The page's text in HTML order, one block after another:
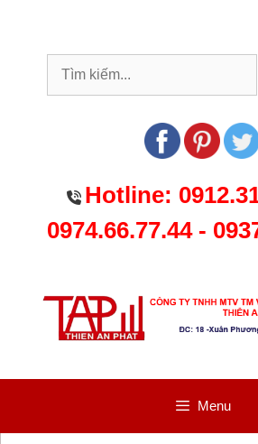
Hotline:
0974.66.77.44-
Menu